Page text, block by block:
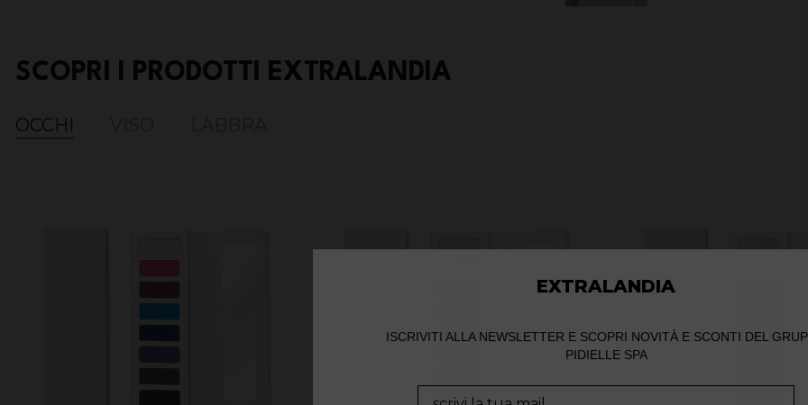
SCOPRI I PRODOTTI EXTRALANDIA
OCCHI
EXTRALANDIA
ISCRIVITI ALLA NEWSLETTER E SCOPRI NOVITÀ E SCONTI DEL
PIDIELLE SPA
Email